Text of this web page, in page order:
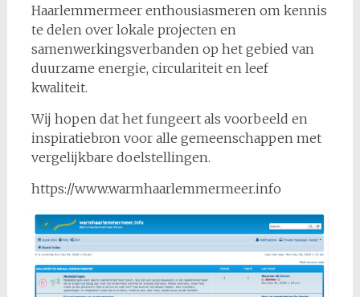
Haarlemmermeer enthousiasmeren om kennis
te delen over lokale projecten en
samenwerkingsverbanden op het gebied van
duurzame energie, circulariteit en leef
kwaliteit.
Wij hopen dat het fungeert als voorbeeld en
inspiratiebron voor alle gemeenschappen met
vergelijkbare doelstellingen.
https://www.warmhaarlemmermeer.info